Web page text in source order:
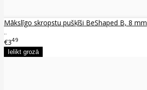
Mākslīgo skropstu pušķīši BeShaped B, 8 mm
..
€349